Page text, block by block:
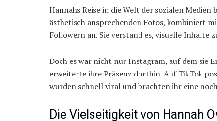
Hannahs Reise in die Welt der sozialen
ästhetisch ansprechenden Fotos, kombiniert
Followern an. Sie verstand es, visuelle Inhalte
Doch es war nicht nur Instagram, auf dem sie
erweiterte ihre Präsenz dorthin. Auf TikTok
wurden schnell viral und brachten ihr eine
Die Vielseitigkeit von Hannah